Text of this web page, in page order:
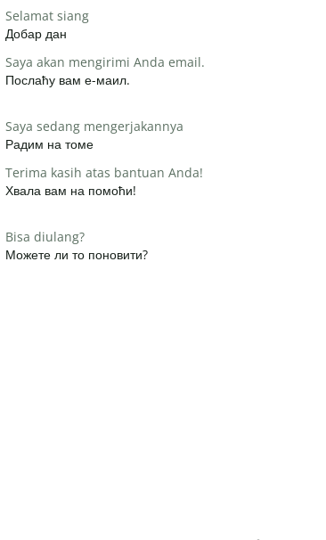
Selamat siang
Добар дан
Saya akan mengirimi Anda email.
Послаћу вам е-маил.
Saya sedang mengerjakannya
Радим на томе
Terima kasih atas bantuan Anda!
Хвала вам на помоћи!
Bisa diulang?
Можете ли то поновити?